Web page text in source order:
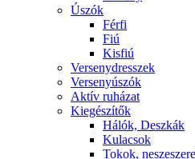
Úszók
Férfi
Fiú
Kisfiú
Versenydresszek
Versenyúszók
Aktív ruházat
Kiegészítők
Hálók, Deszkák
Kulacsok
Tokok,